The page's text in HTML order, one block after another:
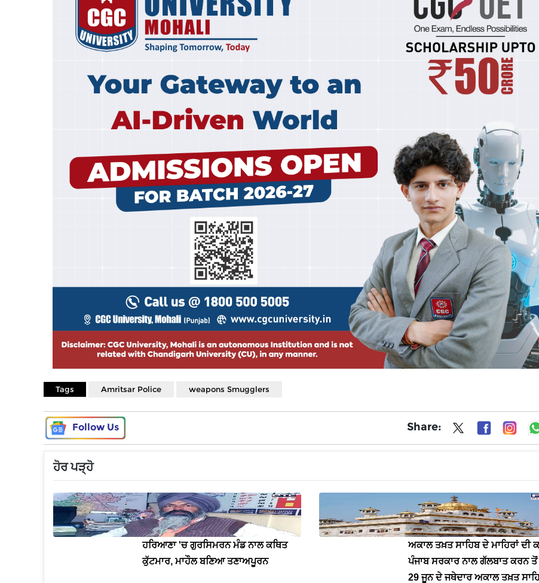
Tags Amritsar Police weapons Smugglers
Follow Us Share:
ਹੋਰ ਪੜ੍ਹੋ
ਹਰਿਆਣਾ 'ਚ ਗੁਰਸਿਮਰਨ ਮੰਡ ਨਾਲ ਕਥਿਤ
ਕੁੱਟਮਾਰ, ਮਾਹੌਲ ਬਣਿਆ ਤਣਾਅਪੂਰਨ
ਅਕਾਲ ਤਖ਼ਤ ਸਾਹਿਬ ਦੇ ਮਾਹਿਰਾਂ ਦੀ
ਪੰਜਾਬ ਸਰਕਾਰ ਨਾਲ ਗੱਲਬਾਤ ਕਰਨ ਤੋਂ
29 ਜੂਨ ਦੇ ਜਥੇਦਾਰ ਅਕਾਲ ਤਖ਼ਤ